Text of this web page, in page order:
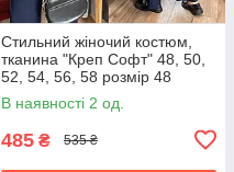
Стильний жіночий костюм,
тканина "Креп Софт" 48, 50,
52, 54, 56, 58 розмір 48
В наявності 2 од.
485 ₴ 535 ₴